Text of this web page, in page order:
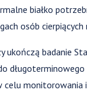
białko
osób cierpiących
ukończą badanie
długoterminowego
celu monitorowania